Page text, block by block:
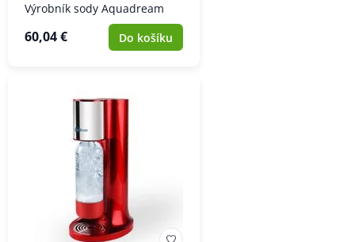
Výrobník sody Aquadream
60,04 € Do košíku